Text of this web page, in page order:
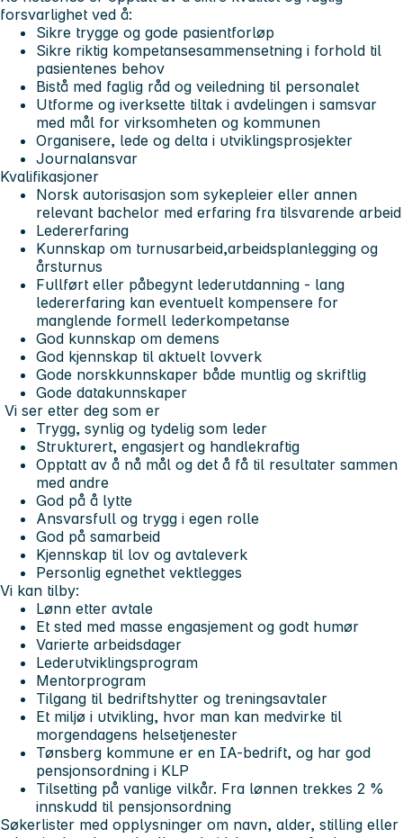
forsvarlighet ved å:
Sikre trygge og gode pasientforløp
Sikre riktig kompetansesammensetning i forhold til
pasientenes behov
Bistå med faglig råd og veiledning til personalet
Utforme og iverksette tiltak i avdelingen i samsvar
med mål for virksomheten og kommunen
Organisere, lede og delta i utviklingsprosjekter
Journalansvar
Kvalifikasjoner
Norsk autorisasjon som sykepleier eller annen
relevant bachelor med erfaring fra tilsvarende arbeid
Ledererfaring
Kunnskap om turnusarbeid,arbeidsplanlegging og
årsturnus
Fullført eller påbegynt lederutdanning - lang
ledererfaring kan eventuelt kompensere for
manglende formell lederkompetanse
God kunnskap om demens
God kjennskap til aktuelt lovverk
Gode norskkunnskaper både muntlig og skriftlig
Gode datakunnskaper
Vi ser etter deg som er
Trygg, synlig og tydelig som leder
Strukturert, engasjert og handlekraftig
Opptatt av å nå mål og det å få til resultater sammen
med andre
God på å lytte
Ansvarsfull og trygg i egen rolle
God på samarbeid
Kjennskap til lov og avtaleverk
Personlig egnethet vektlegges
Vi kan tilby:
Lønn etter avtale
Et sted med masse engasjement og godt humør
Varierte arbeidsdager
Lederutviklingsprogram
Mentorprogram
Tilgang til bedriftshytter og treningsavtaler
Et miljø i utvikling, hvor man kan medvirke til
morgendagens helsetjenester
Tønsberg kommune er en IA-bedrift, og har god
pensjonsordning i KLP
Tilsetting på vanlige vilkår. Fra lønnen trekkes 2 %
innskudd til pensjonsordning
Søkerlister med opplysninger om navn, alder, stilling eller